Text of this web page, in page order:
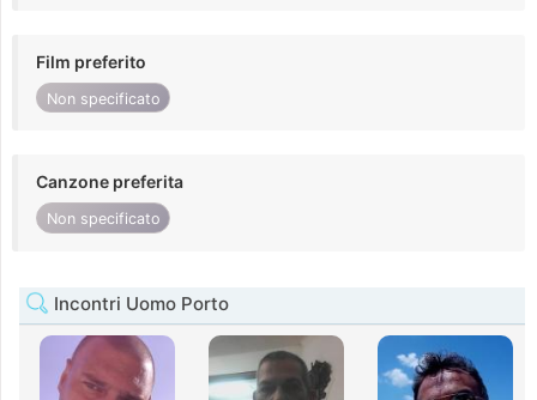
Film preferito
Non specificato
Canzone preferita
Non specificato
Incontri Uomo Porto